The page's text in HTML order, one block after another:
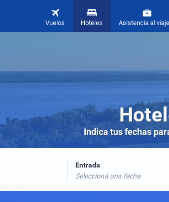
Vuelos Hoteles Asistencia al
Indica tus fechas
Entrada
Seleccioná una fecha